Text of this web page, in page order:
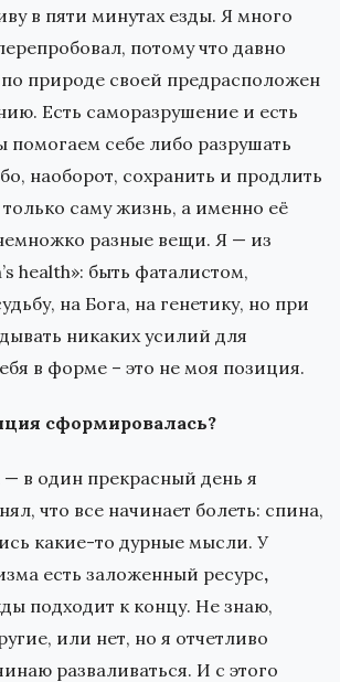
в пяти минутах езды. Я много
потому что давно
природе своей предрасположен
Есть саморазрушение и есть
помогаем себе либо разрушать
наоборот, сохранить и продлить
только саму жизнь, а именно её
разные вещи. Я — из
health»: быть фаталистом,
на Бога, на генетику, но при
никаких усилий для
в форме – это не моя позиция.
сформировалась?
— в один прекрасный день я
что все начинает болеть: спина,
какие-то дурные мысли. У
есть заложенный ресурс,
подходит к концу. Не знаю,
или нет, но я отчетливо
разваливаться. И с этого